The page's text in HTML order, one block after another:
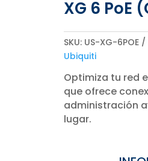
XG 6 PoE
SKU: US-XG-6POE
Ubiquiti
Optimiza tu red
que ofrece
administración
lugar.